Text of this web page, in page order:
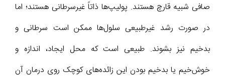
صافی شبیه قارچ هستند. پولیپ‌ها ذاتاً غیرسرطانی هستند؛ اما
در صورت رشد غیرطبیعی سلول‌ها ممکن است سرطانی و
بدخیم نیز بشوند. طبیعی است که محل ایجاد، اندازه و
خوش‌خیم یا بدخیم بودن این زائده‌های کوچک روی درمان آن